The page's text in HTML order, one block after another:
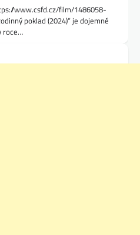
www.csfd.cz/film/1486058-
poklad (2024)“ je dojemné
roce…